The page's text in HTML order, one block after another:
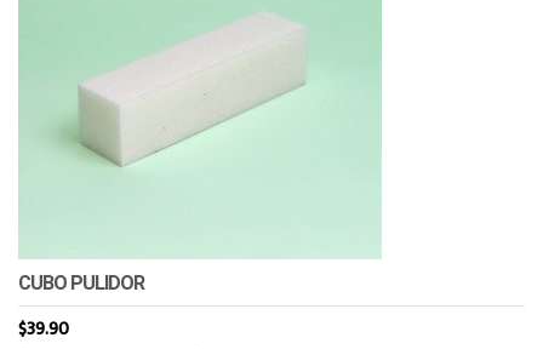
CUBO PULIDOR
$39.90